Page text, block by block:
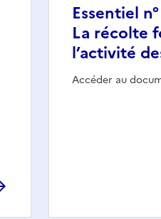
Essentiel
La récolte
l’activité
Accéder au